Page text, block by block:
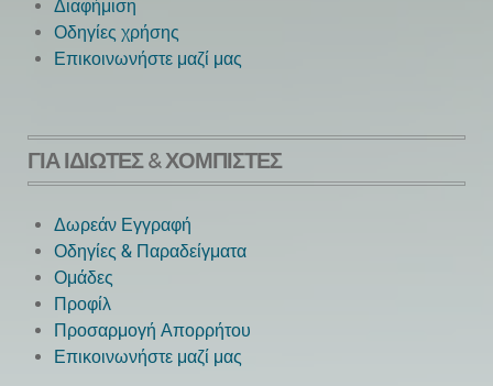
Διαφήμιση
Οδηγίες χρήσης
Επικοινωνήστε μαζί μας
ΓΙΑ ΙΔΙΏΤΕΣ & ΧΟΜΠΊΣΤΕΣ
Δωρεάν Εγγραφή
Οδηγίες & Παραδείγματα
Ομάδες
Προφίλ
Προσαρμογή Απορρήτου
Επικοινωνήστε μαζί μας